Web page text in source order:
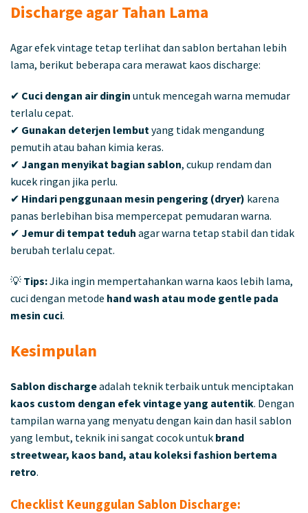
Discharge agar Tahan Lama
Agar efek vintage tetap terlihat dan sablon bertahan lebih
lama, berikut beberapa cara merawat kaos discharge:
✔ Cuci dengan air dingin untuk mencegah warna memudar
terlalu cepat.
✔ Gunakan deterjen lembut yang tidak mengandung
pemutih atau bahan kimia keras.
✔ Jangan menyikat bagian sablon, cukup rendam dan
kucek ringan jika perlu.
✔ Hindari penggunaan mesin pengering (dryer) karena
panas berlebihan bisa mempercepat pemudaran warna.
✔ Jemur di tempat teduh agar warna tetap stabil dan tidak
berubah terlalu cepat.
💡 Tips:Jika ingin mempertahankan warna kaos lebih lama,
cuci dengan metode hand wash atau mode gentle pada
mesin cuci.
Kesimpulan
Sablon dischargeadalah teknik terbaik untuk menciptakan
kaos custom dengan efek vintage yang autentik. Dengan
tampilan warna yang menyatu dengan kain dan hasil sablon
yang lembut, teknik ini sangat cocok untuk brand
streetwear, kaos band, atau koleksi fashion bertema
retro.
Checklist Keunggulan Sablon Discharge: